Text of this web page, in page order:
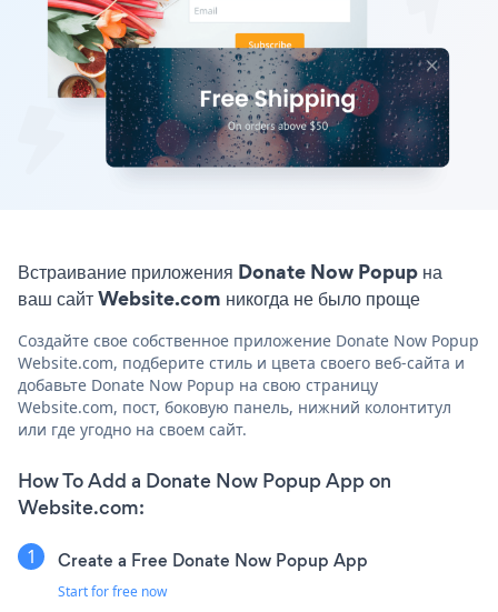
Встраивание приложения Donate Now Popup на
ваш сайт Website.com никогда не было проще
Создайте свое собственное приложение Donate Now Popup
Website.com, подберите стиль и цвета своего веб-сайта и
добавьте Donate Now Popup на свою страницу
Website.com, пост, боковую панель, нижний колонтитул
или где угодно на своем сайт.
How To Add a Donate Now Popup App on
Website.com:
Create a Free Donate Now Popup App
Start for free now